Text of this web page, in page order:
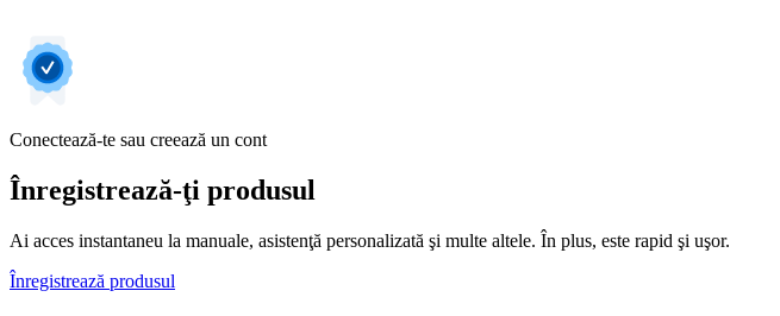
Conectează-te sau creează un cont
Înregistrează-ţi produsul
Ai acces instantaneu la manuale, asistenţă personalizată şi multe altele. În plus, este rapid şi uşor.
Înregistrează produsul